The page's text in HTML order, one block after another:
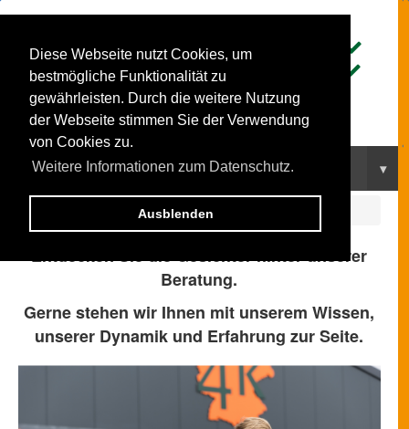
Diese Webseite nutzt Cookies, um
bestmögliche Funktionalität zu
gewährleisten. Durch die weitere Nutzung
der Webseite stimmen Sie der Verwendung
von Cookies zu.
Weitere Informationen zum Datenschutz.
Ausblenden
kompetent
komplett
Navigation ▾
Unser Team
Entdecken Sie die Gesichter hinter unserer
Beratung.
Gerne stehen wir Ihnen mit unserem Wissen,
unserer Dynamik und Erfahrung zur Seite.